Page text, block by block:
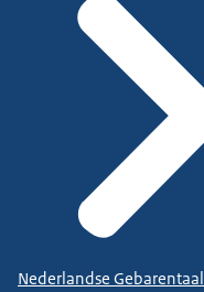
Nederlandse Gebarentaal